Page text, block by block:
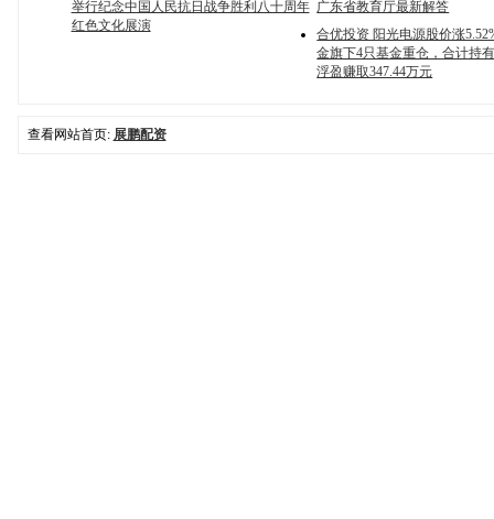
举行纪念中国人民抗日战争胜利八十周年
红色文化展演
广东省教育厅最新解答
合优投资 阳光电源股价涨
金旗下4只基金重仓，合计持
浮盈赚取347.44万元
查看网站首页: 展鹏配资